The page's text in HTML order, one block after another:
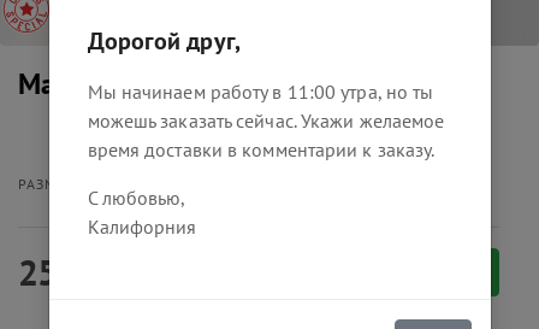
Дорогой друг,
Мы начинаем работу в 11:00 утра, но ты
можешь заказать сейчас. Укажи желаемое
время доставки в комментарии к заказу.
С любовью,
Калифорния
Маргарита
РАЗМЕР ПОРЦИИ
250